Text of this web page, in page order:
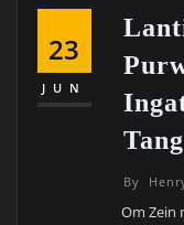
23
JUN
By
Om Zein